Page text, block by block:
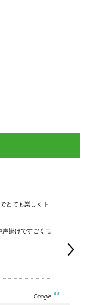
とても楽しくト
声掛けですごくモ
Google